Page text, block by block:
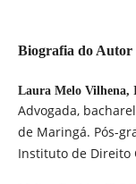
Biografia do Autor
Laura Melo Vilhena,
Advogada,
de Maringá. Pós-
Instituto de Direito